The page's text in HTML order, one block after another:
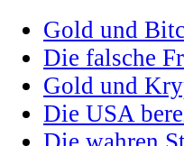
Gold und
Die falsche
Gold und
Die USA